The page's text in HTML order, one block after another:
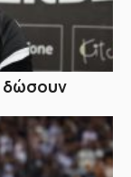
δώσουν